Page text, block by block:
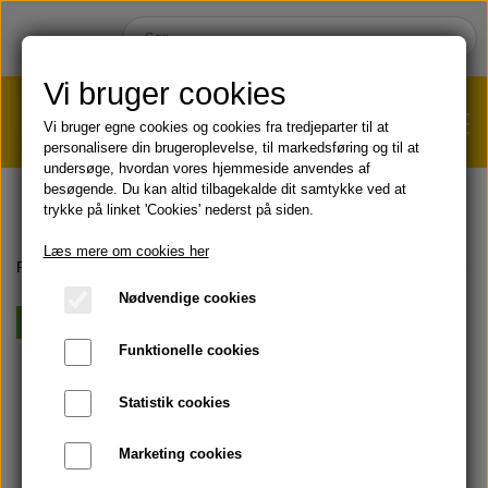
HJEM
Læbepomade
KOST & VELVÆRE
SOMMER & SOL 😎
VÆGTTAB?KLIK HER!
Forside
Vi bruger cookies
Vi bruger egne cookies og cookies fra tredjeparter til at
personalisere din brugeroplevelse, til markedsføring og til at
undersøge, hvordan vores hjemmeside anvendes af
besøgende. Du kan altid tilbagekalde dit samtykke ved at
trykke på linket 'Cookies' nederst på siden.
Læs mere om cookies her
Nødvendige cookies
Funktionelle cookies
Statistik cookies
Marketing cookies